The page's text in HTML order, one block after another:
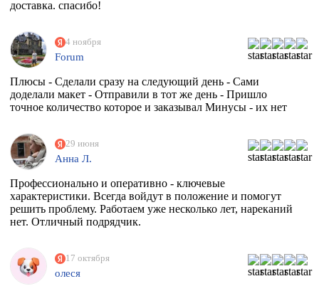
доставка. спасибо!
4 ноября
Forum
Плюсы - Сделали сразу на следующий день - Сами
доделали макет - Отправили в тот же день - Пришло
точное количество которое и заказывал Минусы - их нет
29 июня
Анна Л.
Профессионально и оперативно - ключевые
характеристики. Всегда войдут в положение и помогут
решить проблему. Работаем уже несколько лет, нареканий
нет. Отличный подрядчик.
17 октября
олеся